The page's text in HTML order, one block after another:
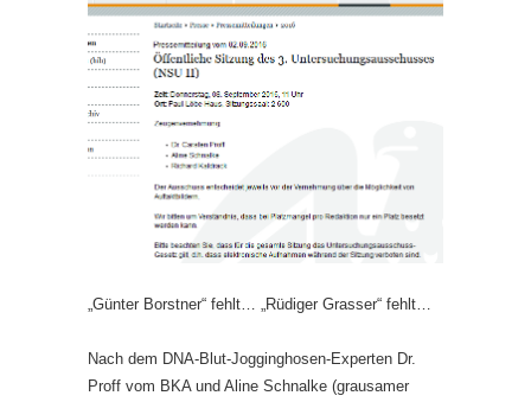
„Günter Borstner“ fehlt… „Rüdiger Grasser“ fehlt…
Nach dem DNA-Blut-Jogginghosen-Experten Dr.
Proff vom BKA und Aline Schnalke (grausamer